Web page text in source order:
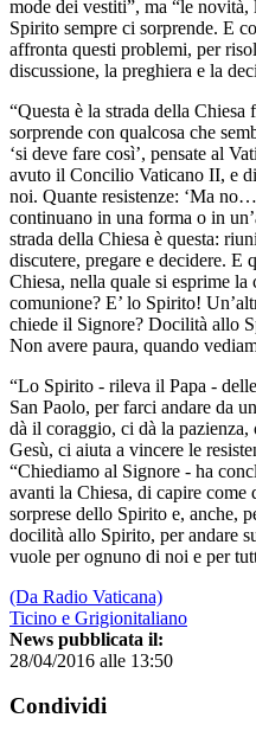
mode dei vestiti”, ma “le
Spirito sempre ci sorprende. E
affronta questi problemi, per
discussione, la preghiera e la
“Questa è la strada della
sorprende con qualcosa che
‘si deve fare così’, pensate al
avuto il Concilio Vaticano II, e
noi. Quante resistenze: ‘Ma
continuano in una forma o in
strada della Chiesa è questa:
discutere, pregare e decidere. E
Chiesa, nella quale si esprime
comunione? E’ lo Spirito!
chiede il Signore? Docilità allo
Non avere paura, quando
“Lo Spirito - rileva il Papa -
San Paolo, per farci andare da
dà il coraggio, ci dà la
Gesù, ci aiuta a vincere le
“Chiediamo al Signore - ha
avanti la Chiesa, di capire
sorprese dello Spirito e, anche,
docilità allo Spirito, per andare
vuole per ognuno di noi e per
(Da Radio Vaticana)
Ticino e Grigionitaliano
News pubblicata il:
28/04/2016 alle 13:50
Condividi